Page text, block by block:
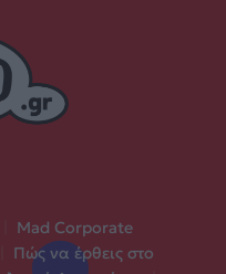
Mad Corporate
Πώς να έρθεις στο